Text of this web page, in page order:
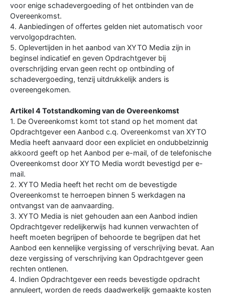
voor enige schadevergoeding of het ontbinden van de
Overeenkomst.
4. Aanbiedingen of offertes gelden niet automatisch voor
vervolgopdrachten.
5. Oplevertijden in het aanbod van XYTO Media zijn in
beginsel indicatief en geven Opdrachtgever bij
overschrijding ervan geen recht op ontbinding of
schadevergoeding, tenzij uitdrukkelijk anders is
overeengekomen.
Artikel 4 Totstandkoming van de Overeenkomst
1. De Overeenkomst komt tot stand op het moment dat
Opdrachtgever een Aanbod c.q. Overeenkomst van XYTO
Media heeft aanvaard door een expliciet en ondubbelzinnig
akkoord geeft op het Aanbod per e-mail, of de telefonische
Overeenkomst door XYTO Media wordt bevestigd per e-
mail.
2. XYTO Media heeft het recht om de bevestigde
Overeenkomst te herroepen binnen 5 werkdagen na
ontvangst van de aanvaarding.
3. XYTO Media is niet gehouden aan een Aanbod indien
Opdrachtgever redelijkerwijs had kunnen verwachten of
heeft moeten begrijpen of behoorde te begrijpen dat het
Aanbod een kennelijke vergissing of verschrijving bevat. Aan
deze vergissing of verschrijving kan Opdrachtgever geen
rechten ontlenen.
4. Indien Opdrachtgever een reeds bevestigde opdracht
annuleert, worden de reeds daadwerkelijk gemaakte kosten